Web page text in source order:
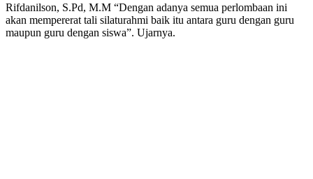
Rifdanilson, S.Pd, M.M “Dengan adanya semua perlombaan ini
akan mempererat tali silaturahmi baik itu antara guru dengan guru
maupun guru dengan siswa”. Ujarnya.